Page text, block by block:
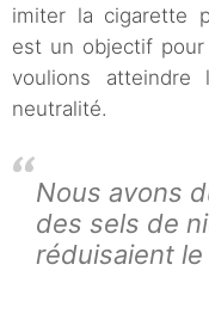
imiter la cigarette
est un objectif pour
voulions atteindre
neutralité.
Nous avons
des sels de
réduisaient le